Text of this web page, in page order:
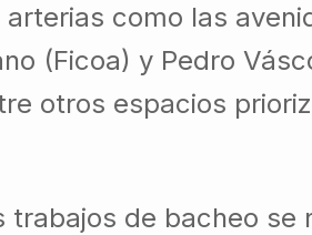
como las
(Ficoa) y Pedro
otros espacios
de bacheo